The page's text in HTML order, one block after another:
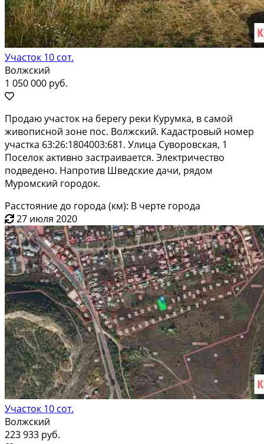
Участок 10 сот.
Волжский
1 050 000 руб.
Продаю участок на берегу реки Курумка, в самой
живописной зоне пос. Волжский. Кадастровый номер
участка 63:26:1804003:681. Улица Суворовская, 1
Поселок активно застраивается. Электричество
подведено. Напротив Шведские дачи, рядом
Муромский городок.
Расстояние до города (км): В черте города
27 июля 2020
Участок 10 сот.
Волжский
223 933 руб.